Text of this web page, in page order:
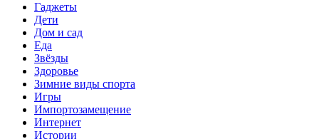
Гаджеты
Дети
Дом и сад
Еда
Звёзды
Здоровье
Зимние виды спорта
Игры
Импортозамещение
Интернет
Истории